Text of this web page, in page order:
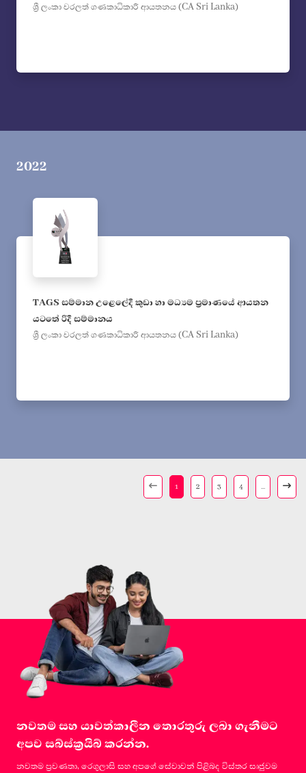
ශ්‍රී ලංකා වරලත් ගණකාධිකාරී ආයතනය (CA Sri Lanka)
2022
TAGS සම්මාන උළෙලේදී කුඩා හා මධ්‍යම ප්‍රමාණයේ ආයතන
යටතේ රිදී සම්මානය
ශ්‍රී ලංකා වරලත් ගණකාධිකාරී ආයතනය (CA Sri Lanka)
1 2 3 4 ...
නවතම සහ යාවත්කාලීන තොරතුරු ලබා ගැනීමට
අපව සබ්ස්ක්‍රයිබ් කරන්න.
නවතම ප්‍රවණතා, රෙගුලාසි සහ අපගේ සේවාවන් පිළිබද විස්තර සෘජුවම